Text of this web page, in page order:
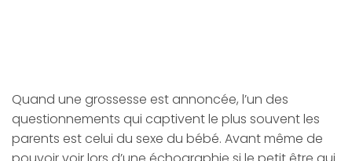
Quand une grossesse est annoncée, l’un des
questionnements qui captivent le plus souvent les
parents est celui du sexe du bébé. Avant même de